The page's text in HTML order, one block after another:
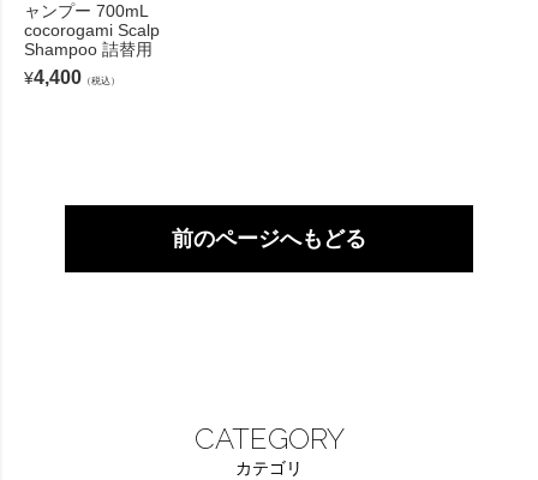
ャンプー 700mL
cocorogami Scalp
Shampoo 詰替用
¥4,400 （税込）
前のページへもどる
CATEGORY
カテゴリ